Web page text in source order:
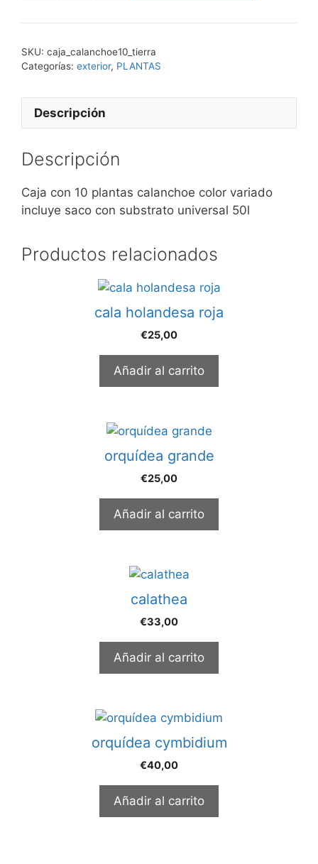
cantidad
SKU: caja_calanchoe10_tierra
Categorías: exterior, PLANTAS
Descripción
Descripción
Caja con 10 plantas calanchoe color variado
incluye saco con substrato universal 50l
Productos relacionados
cala holandesa roja
€25,00
Añadir al carrito
orquídea grande
€25,00
Añadir al carrito
calathea
€33,00
Añadir al carrito
orquídea cymbidium
€40,00
Añadir al carrito